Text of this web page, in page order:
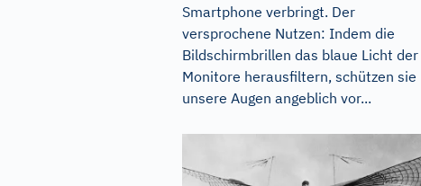
Smartphone verbringt. Der
versprochene Nutzen: Indem die
Bildschirmbrillen das blaue Licht der
Monitore herausfiltern, schützen sie
unsere Augen angeblich vor...